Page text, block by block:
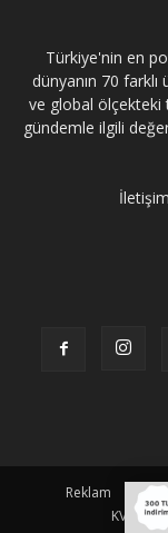
Türkiye'nin en
dünyanın 70
ve global ölçekteki
gündemle ilgili
Reklam Künye
KVKK